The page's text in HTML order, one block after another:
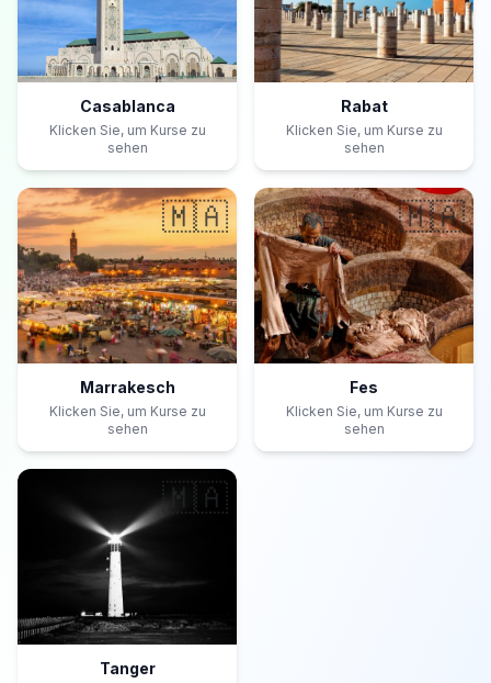
Casablanca
Klicken Sie, um Kurse zu
sehen
Rabat
Klicken Sie, um Kurse zu
sehen
🇲🇦
Marrakesch
Klicken Sie, um Kurse zu
sehen
🇲🇦
Fes
Klicken Sie, um Kurse zu
sehen
🇲🇦
Tanger